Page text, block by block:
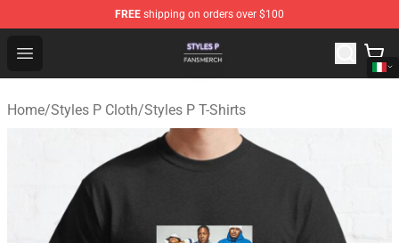
FREE shipping on orders over $100
Open menu
Styles P Shop - Official Styles P Merchandise Store
Home/Styles P Cloth/Styles P T-Shirts